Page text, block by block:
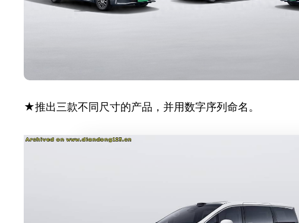
★推出三款不同尺寸的产品，并用数字序列命名。